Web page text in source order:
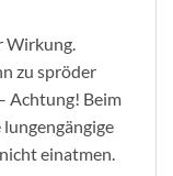
Wirkung.
zu spröder
Achtung! Beim
einatmen.